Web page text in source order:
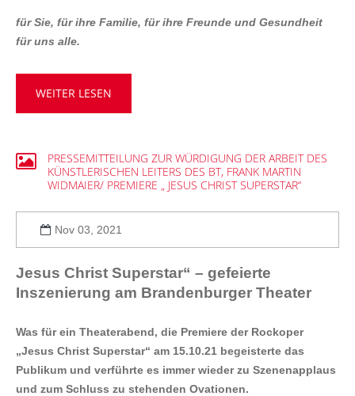
für Sie, für ihre Familie, für ihre Freunde und Gesundheit
für uns alle.
WEITER LESEN
PRESSEMITTEILUNG ZUR WÜRDIGUNG DER ARBEIT DES
KÜNSTLERISCHEN LEITERS DES BT, FRANK MARTIN
WIDMAIER/ PREMIERE „ JESUS CHRIST SUPERSTAR“
Nov 03, 2021
Jesus Christ Superstar“ – gefeierte
Inszenierung am Brandenburger Theater
Was für ein Theaterabend, die Premiere der Rockoper
„Jesus Christ Superstar“ am 15.10.21 begeisterte das
Publikum und verführte es immer wieder zu Szenenapplaus
und zum Schluss zu stehenden Ovationen.